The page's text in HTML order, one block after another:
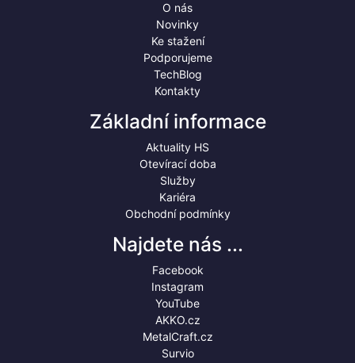
O nás
Novinky
Ke stažení
Podporujeme
TechBlog
Kontakty
Základní informace
Aktuality HS
Otevírací doba
Služby
Kariéra
Obchodní podmínky
Najdete nás ...
Facebook
Instagram
YouTube
AKKO.cz
MetalCraft.cz
Survio